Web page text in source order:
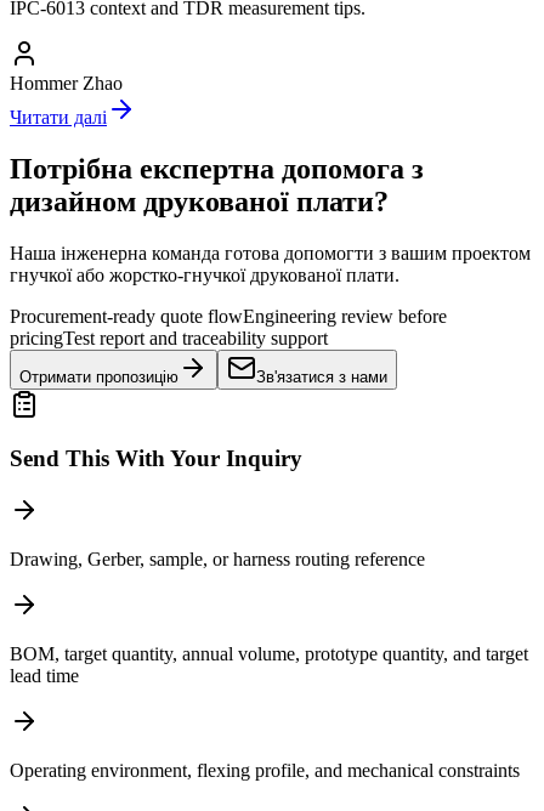
IPC-6013 context and TDR measurement tips.
Hommer Zhao
Читати далі
Потрібна експертна допомога з
дизайном друкованої плати?
Наша інженерна команда готова допомогти з вашим проектом
гнучкої або жорстко-гнучкої друкованої плати.
Procurement-ready quote flowEngineering review before
pricingTest report and traceability support
Отримати пропозицію Зв'язатися з нами
Send This With Your Inquiry
Drawing, Gerber, sample, or harness routing reference
BOM, target quantity, annual volume, prototype quantity, and target
lead time
Operating environment, flexing profile, and mechanical constraints